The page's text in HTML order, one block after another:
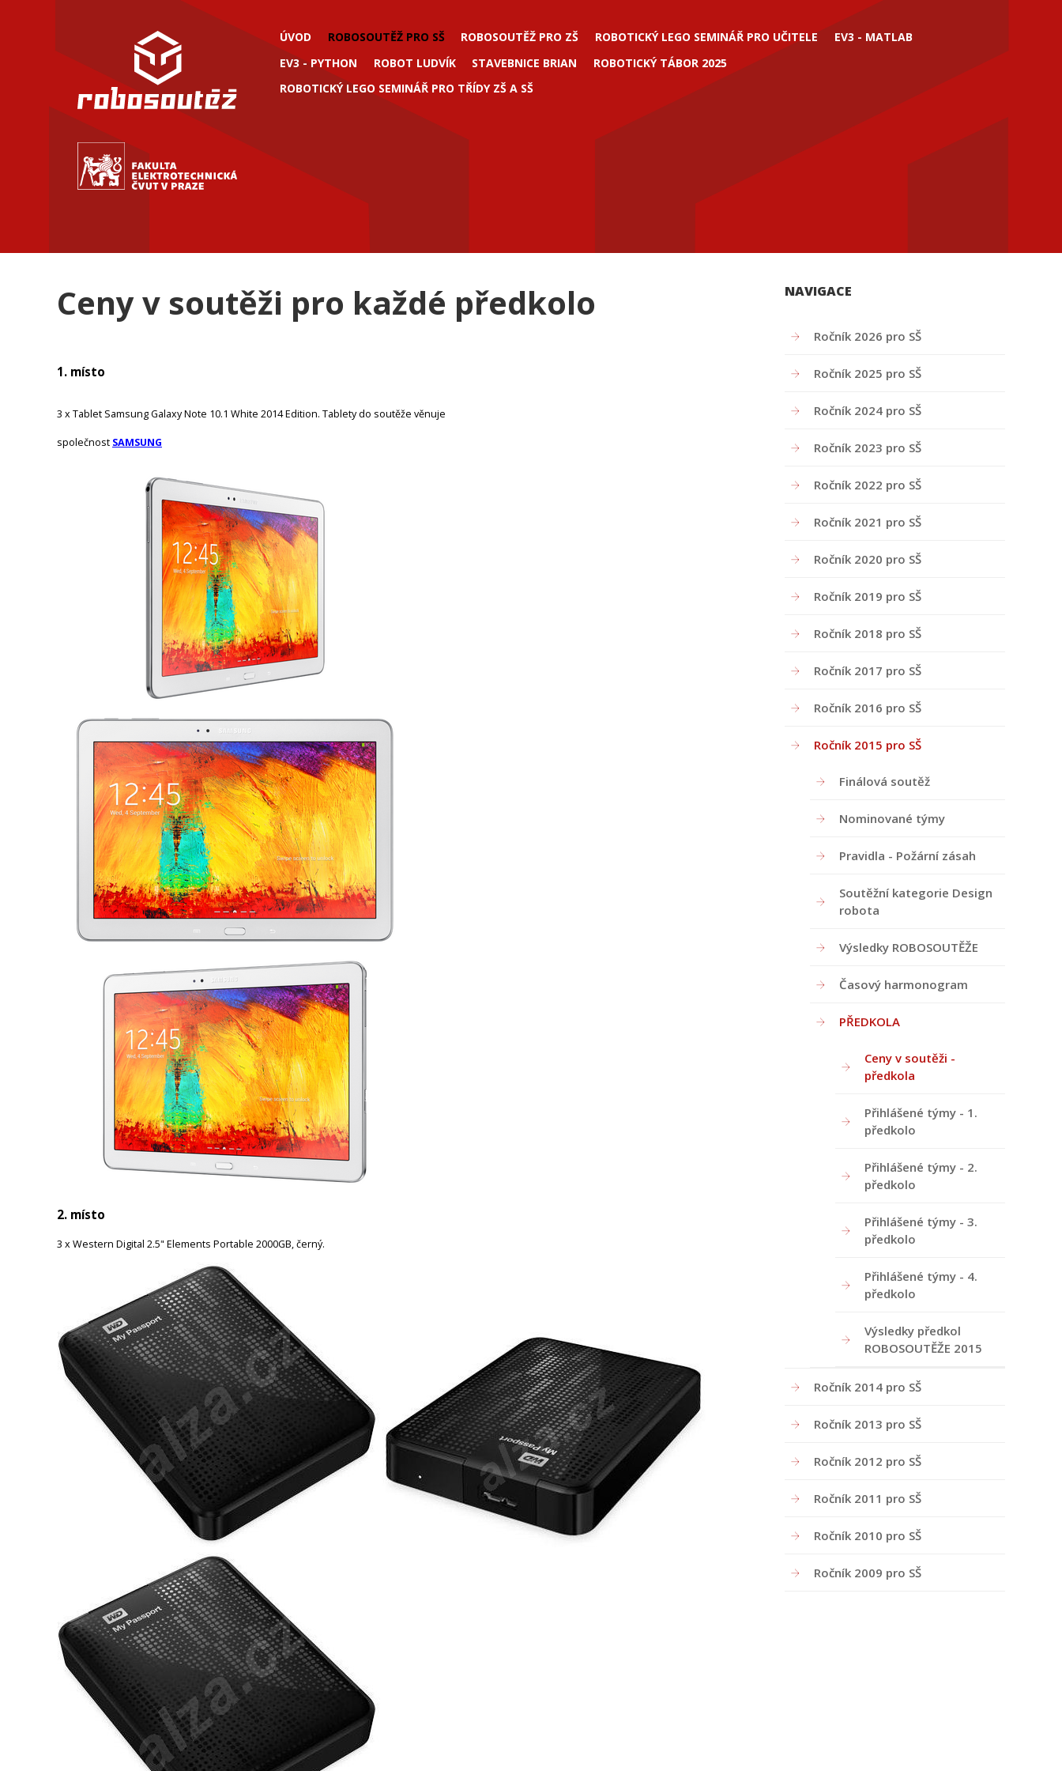
ÚVOD ROBOSOUTĚŽ PRO SŠ ROBOSOUTĚŽ PRO ZŠ ROBOTICKÝ LEGO SEMINÁŘ PRO UČITELE
EV3 - MATLAB
EV3 - PYTHON
ROBOT LUDVÍK STAVEBNICE BRIAN
ROBOTICKÝ TÁBOR 2025
ROBOTICKÝ LEGO SEMINÁŘ PRO TŘÍDY ZŠ A SŠ
Ceny v soutěži pro každé předkolo
1. místo
3 x Tablet Samsung Galaxy Note 10.1 White 2014 Edition. Tablety do soutěže věnuje
společnost SAMSUNG
2. místo
3 x Western Digital 2.5" Elements Portable 2000GB, černý.
NAVIGACE
Ročník 2026 pro SŠ
Ročník 2025 pro SŠ
Ročník 2024 pro SŠ
Ročník 2023 pro SŠ
Ročník 2022 pro SŠ
Ročník 2021 pro SŠ
Ročník 2020 pro SŠ
Ročník 2019 pro SŠ
Ročník 2018 pro SŠ
Ročník 2017 pro SŠ
Ročník 2016 pro SŠ
Ročník 2015 pro SŠ
Finálová soutěž
Nominované týmy
Pravidla - Požární zásah
Soutěžní kategorie Design
robota
Výsledky ROBOSOUTĚŽE
Časový harmonogram
PŘEDKOLA
Ceny v soutěži -
předkola
Přihlášené týmy - 1.
předkolo
Přihlášené týmy - 2.
předkolo
Přihlášené týmy - 3.
předkolo
Přihlášené týmy - 4.
předkolo
Výsledky předkol
ROBOSOUTĚŽE 2015
Ročník 2014 pro SŠ
Ročník 2013 pro SŠ
Ročník 2012 pro SŠ
Ročník 2011 pro SŠ
Ročník 2010 pro SŠ
Ročník 2009 pro SŠ